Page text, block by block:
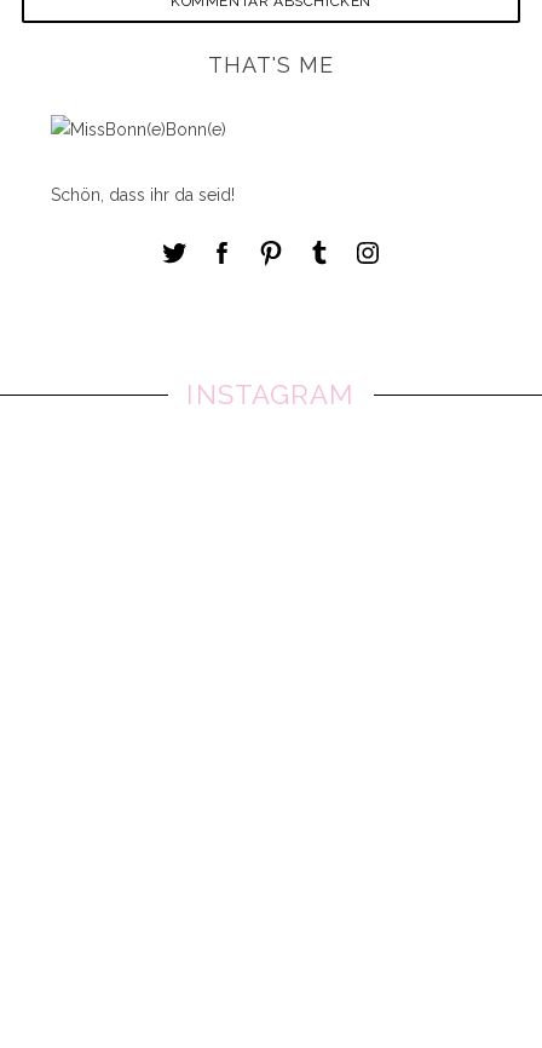
THAT'S ME
Schön, dass ihr da seid!
INSTAGRAM